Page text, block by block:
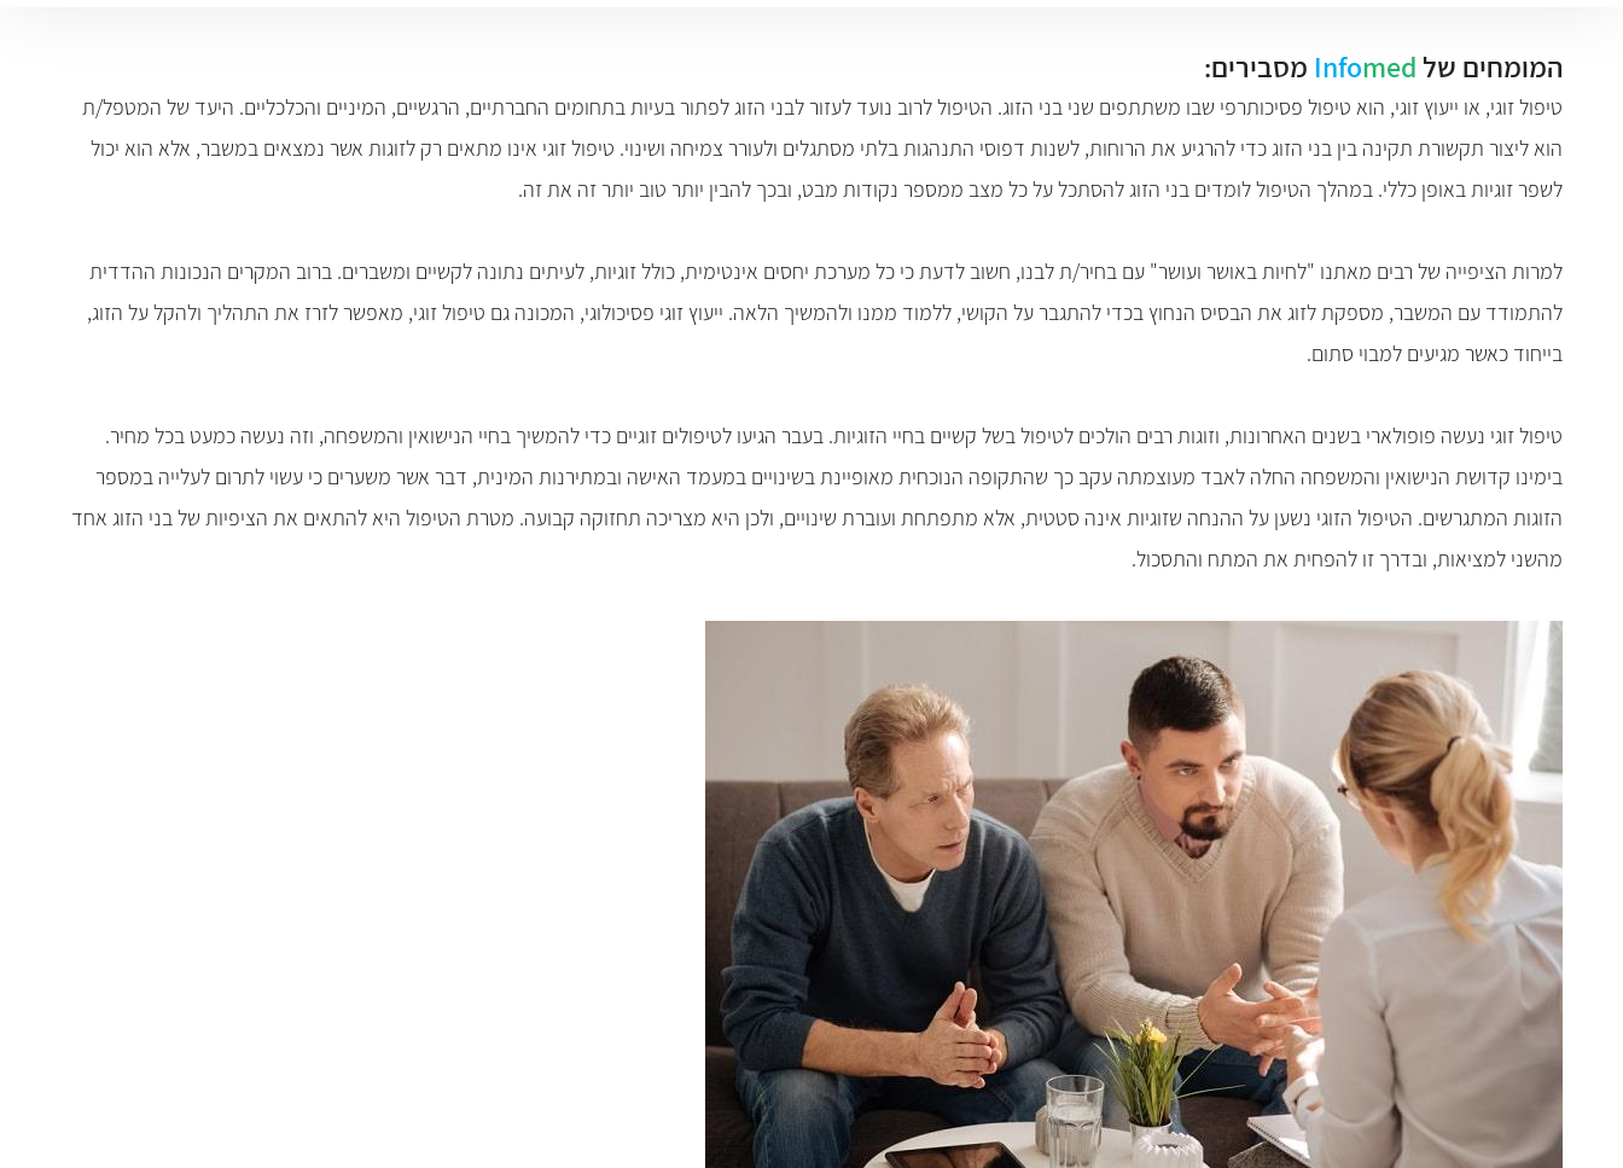
המומחים של Infomed מסבירים:
טיפול זוגי, או ייעוץ זוגי, הוא טיפול פסיכותרפי שבו משתתפים שני בני הזוג. הטיפול לרוב נועד לעזור לבני הזוג לפתור בעיות בתחומים החברתיים, הרגשיים, המיניים והכלכליים. היעד של המטפל/ת
הוא ליצור תקשורת תקינה בין בני הזוג כדי להרגיע את הרוחות, לשנות דפוסי התנהגות בלתי מסתגלים ולעורר צמיחה ושינוי. טיפול זוגי אינו מתאים רק לזוגות אשר נמצאים במשבר, אלא הוא יכול
לשפר זוגיות באופן כללי. במהלך הטיפול לומדים בני הזוג להסתכל על כל מצב ממספר נקודות מבט, ובכך להבין יותר טוב יותר זה את זה.
למרות הציפייה של רבים מאתנו "לחיות באושר ועושר" עם בחיר/ת לבנו, חשוב לדעת כי כל מערכת יחסים אינטימית, כולל זוגיות, לעיתים נתונה לקשיים ומשברים. ברוב המקרים הנכונות ההדדית
להתמודד עם המשבר, מספקת לזוג את הבסיס הנחוץ בכדי להתגבר על הקושי, ללמוד ממנו ולהמשיך הלאה. ייעוץ זוגי פסיכולוגי, המכונה גם טיפול זוגי, מאפשר לזרז את התהליך ולהקל על הזוג,
בייחוד כאשר מגיעים למבוי סתום.
טיפול זוגי נעשה פופולארי בשנים האחרונות, וזוגות רבים הולכים לטיפול בשל קשיים בחיי הזוגיות. בעבר הגיעו לטיפולים זוגיים כדי להמשיך בחיי הנישואין והמשפחה, וזה נעשה כמעט בכל מחיר.
בימינו קדושת הנישואין והמשפחה החלה לאבד מעוצמתה עקב כך שהתקופה הנוכחית מאופיינת בשינויים במעמד האישה ובמתירנות המינית, דבר אשר משערים כי עשוי לתרום לעלייה במספר
הזוגות המתגרשים. הטיפול הזוגי נשען על ההנחה שזוגיות אינה סטטית, אלא מתפתחת ועוברת שינויים, ולכן היא מצריכה תחזוקה קבועה. מטרת הטיפול היא להתאים את הציפיות של בני הזוג אחד
מהשני למציאות, ובדרך זו להפחית את המתח והתסכול.